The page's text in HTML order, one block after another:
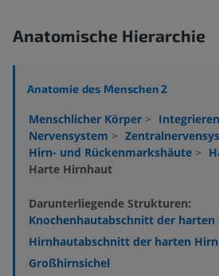
Anatomische Hierarchie
Anatomie des Menschen 2
Menschlicher Körper >
Nervensystem >
Hirn- und Rückenmarkshäute >
Harte Hirnhaut
Darunterliegende Strukturen:
Knochenhautabschnitt der
Hirnhautabschnitt der harten
Großhirnsichel